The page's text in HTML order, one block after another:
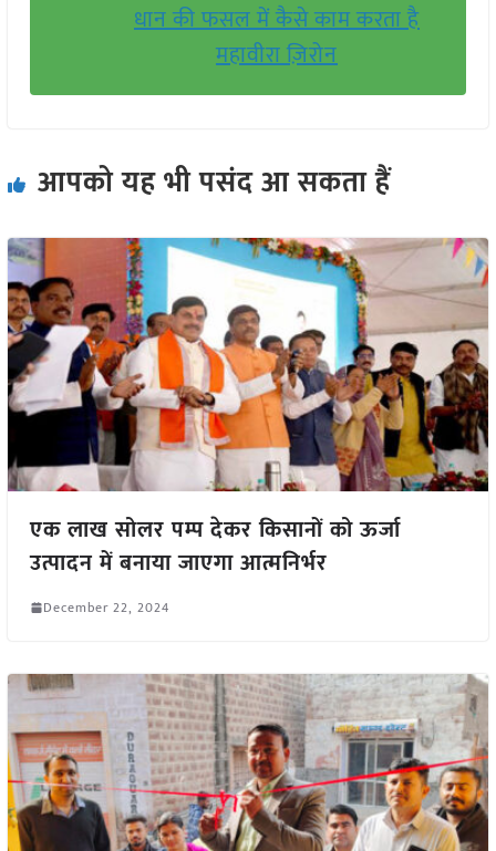
धान की फसल में कैसे काम करता है
महावीरा ज़िरोन
आपको यह भी पसंद आ सकता हैं
एक लाख सोलर पम्प देकर किसानों को ऊर्जा
उत्पादन में बनाया जाएगा आत्मनिर्भर
December 22, 2024